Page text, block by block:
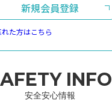
新規会員登録
た方はこちら
SAFETY INFO
安全安心情報